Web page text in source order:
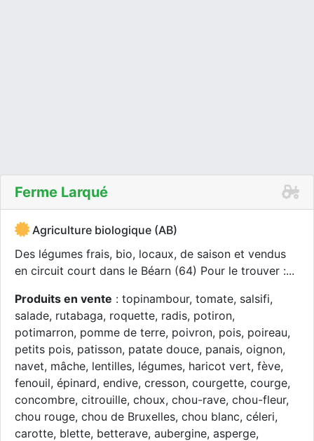
Ferme Larqué
Agriculture biologique (AB)
Des légumes frais, bio, locaux, de saison et vendus
en circuit court dans le Béarn (64) Pour le trouver :...
Produits en vente : topinambour, tomate, salsifi,
salade, rutabaga, roquette, radis, potiron,
potimarron, pomme de terre, poivron, pois, poireau,
petits pois, patisson, patate douce, panais, oignon,
navet, mâche, lentilles, légumes, haricot vert, fève,
fenouil, épinard, endive, cresson, courgette, courge,
concombre, citrouille, choux, chou-rave, chou-fleur,
chou rouge, chou de Bruxelles, chou blanc, céleri,
carotte, blette, betterave, aubergine, asperge,